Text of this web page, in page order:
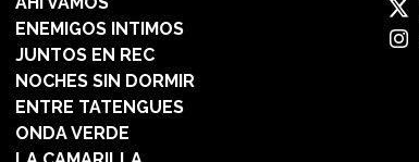
ENEMIGOS INTIMOS
JUNTOS EN REC
NOCHES SIN DORMIR
ENTRE TATENGUES
ONDA VERDE